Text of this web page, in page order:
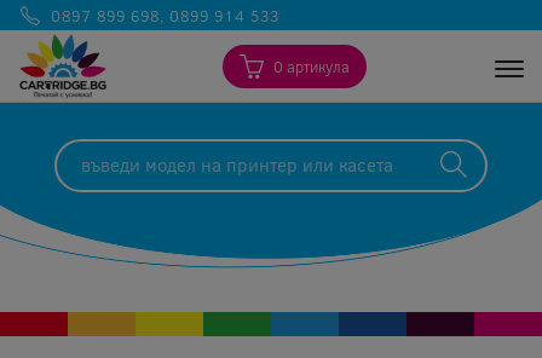
0897 899 698, 0899 914 533
0 артикула